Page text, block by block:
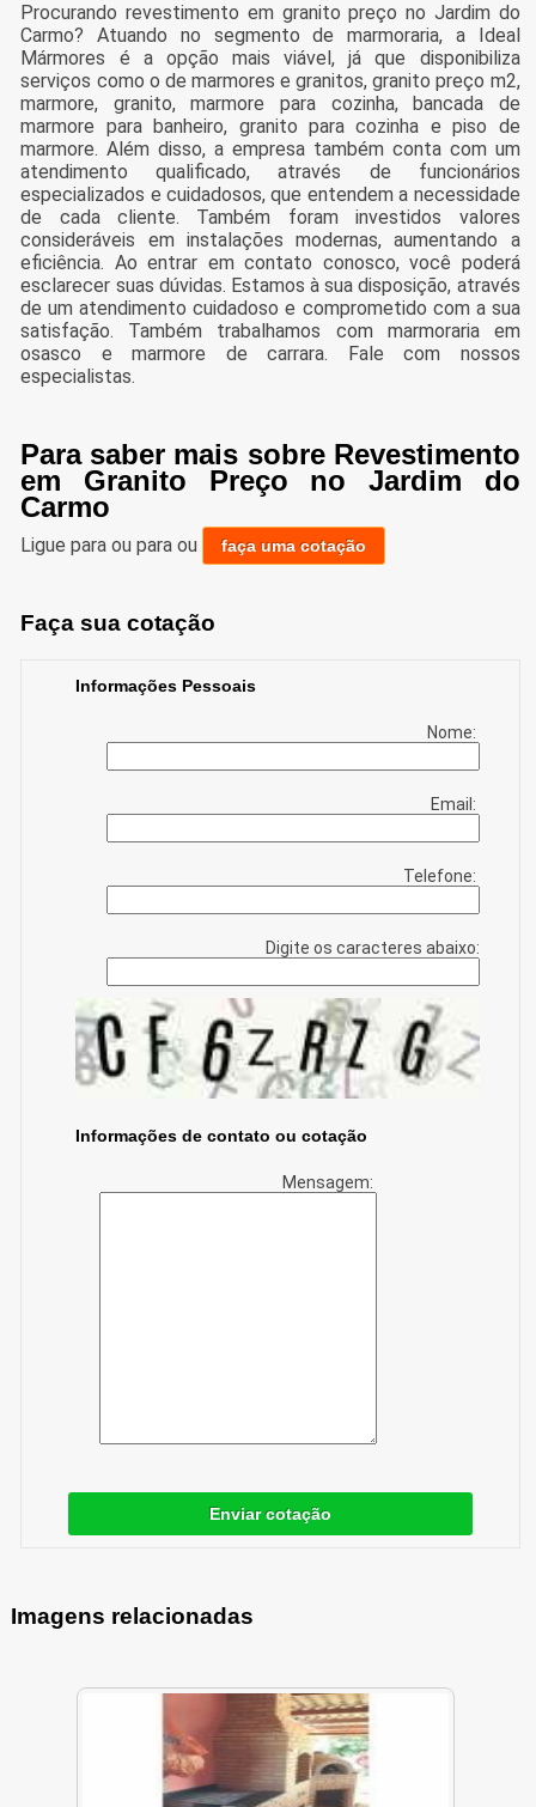
Procurando revestimento em granito preço no Jardim do
Carmo? Atuando no segmento de marmoraria, a Ideal
Mármores é a opção mais viável, já que disponibiliza
serviços como o de marmores e granitos, granito preço m2,
marmore, granito, marmore para cozinha, bancada de
marmore para banheiro, granito para cozinha e piso de
marmore. Além disso, a empresa também conta com um
atendimento qualificado, através de funcionários
especializados e cuidadosos, que entendem a necessidade
de cada cliente. Também foram investidos valores
consideráveis em instalações modernas, aumentando a
eficiência. Ao entrar em contato conosco, você poderá
esclarecer suas dúvidas. Estamos à sua disposição, através
de um atendimento cuidadoso e comprometido com a sua
satisfação. Também trabalhamos com marmoraria em
osasco e marmore de carrara. Fale com nossos
especialistas.
Para saber mais sobre Revestimento
em Granito Preço no Jardim do
Carmo
Ligue paraou paraou faça uma cotação
Faça sua cotação
Informações Pessoais
Nome:
Email:
Telefone:
Digite os caracteres abaixo:
Informações de contato ou cotação
Mensagem:
Enviar cotação
Imagens relacionadas